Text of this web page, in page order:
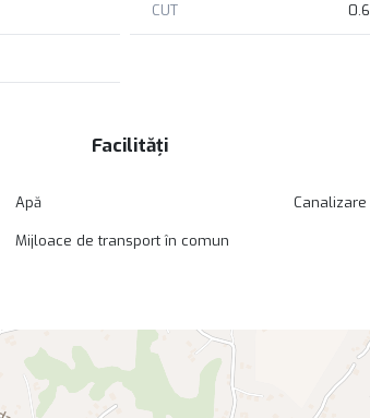
CUT 0.6
Facilități
Apă Canalizare
Mijloace de transport în comun